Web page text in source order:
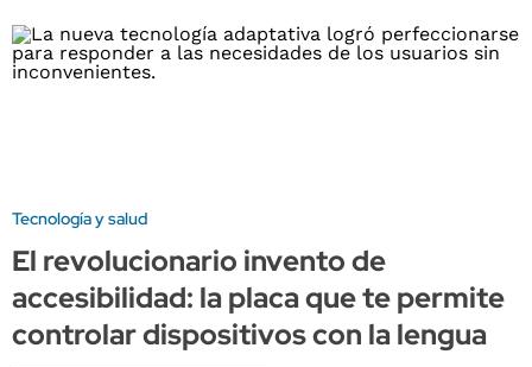
Tecnología y salud
El revolucionario invento de
accesibilidad: la placa que te permite
controlar dispositivos con la lengua